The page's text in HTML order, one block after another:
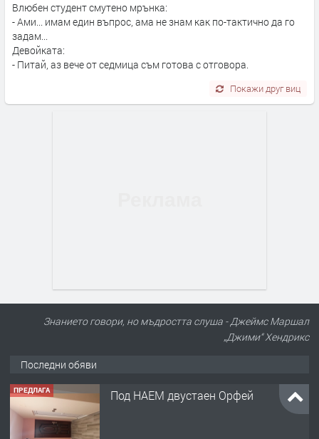
Влюбен студент смутено мрънка:
- Ами... имам един въпрос, ама не знам как по-тактично да го
задам...
Девойката:
- Питай, аз вече от седмица съм готова с отговора.
Покажи друг виц
Знанието говори, но мъдростта слуша - Джеймс Маршал
„Джими“ Хендрикс
Последни обяви
ПРЕДЛАГА Под НАЕМ двустаен Орфей